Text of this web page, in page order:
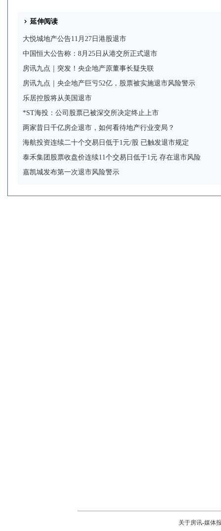
延伸阅读
大悦城地产公告11月27日港股退市
中国恒大公告称：8月25日从港交所正式退市
房讯九点｜突发！央企地产原董事长疑失联
房讯九点｜央企地产巨亏52亿，股票被实施退市风险警示
乐居控股将从美国退市
*ST海投：公司股票已被深交所决定终止上市
两家昔日千亿房企退市，如何看待地产行业变局？
海航投资连续二十个交易日低于1元/股 已触发退市规定
泰禾集团股票收盘价连续11个交易日低于1元 存在退市风险
嘉凯城发布第一次退市风险警示
关于房讯-媒体